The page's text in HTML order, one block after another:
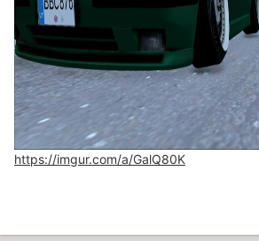
https://imgur.com/a/GalQ80K